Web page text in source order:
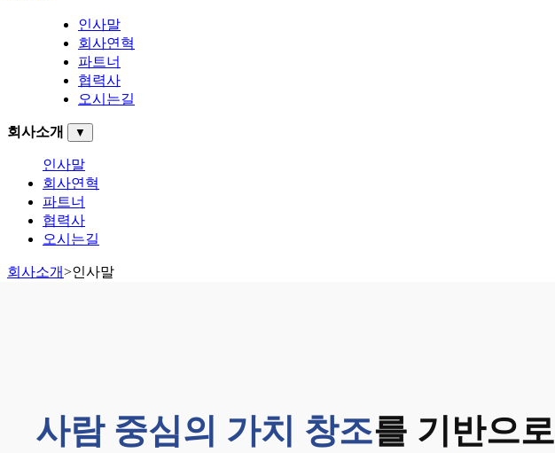
인사말
회사연혁
파트너
협력사
오시는길
회사소개 ▼
인사말
회사연혁
파트너
협력사
오시는길
회사소개>인사말
사람 중심의 가치 창조를 기반으로